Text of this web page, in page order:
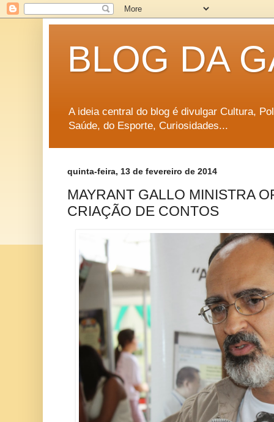
BLOG DA
A ideia central do blog é divulgar Cultura,
Saúde, do Esporte, Curiosidades...
quinta-feira, 13 de fevereiro de 2014
MAYRANT GALLO MINISTRA
CRIAÇÃO DE CONTOS